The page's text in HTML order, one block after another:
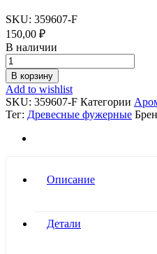
SKU: 359607-F
150,00 ₽
В наличии
Nasomatto
Black
Afgano
quantity
В корзину
Add to wishlist
SKU: 359607-F Категории
Тег: Древесные фужерные
Описание
Детали